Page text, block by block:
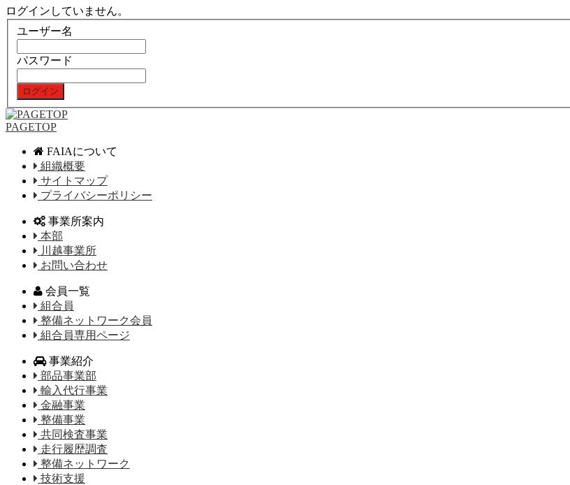
ログインしていません。
ユーザー名
パスワード
PAGETOP
FAIAについて
組織概要
サイトマップ
プライバシーポリシー
事業所案内
本部
川越事業所
お問い合わせ
会員一覧
組合員
整備ネットワーク会員
組合員専用ページ
事業紹介
部品事業部
輸入代行事業
金融事業
整備事業
共同検査事業
走行履歴調査
整備ネットワーク
技術支援